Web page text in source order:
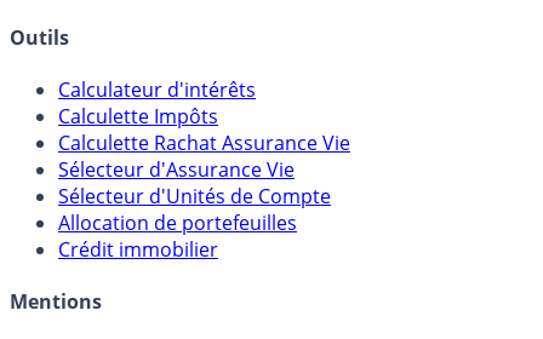
Outils
Calculateur d'intérêts
Calculette Impôts
Calculette Rachat Assurance Vie
Sélecteur d'Assurance Vie
Sélecteur d'Unités de Compte
Allocation de portefeuilles
Crédit immobilier
Mentions